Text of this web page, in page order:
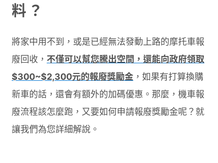
料？
將家中用不到，或是已經無法發動上路的摩托車報
廢回收， 不僅可以幫您騰出空間，還能向政府領取
$300~$2,300元的報廢獎勵金 ，如果有打算換購
新車的話，還會有額外的加碼優惠。那麼，機車報
廢流程該怎麼跑，又要如何申請報廢獎勵金呢？就
讓我們為您詳細解說。